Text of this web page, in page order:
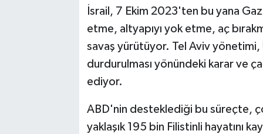
İsrail, 7 Ekim 2023'ten bu yana
etme, altyapıyı yok etme, aç
savaş yürütüyor. Tel Aviv yönetimi,
durdurulması yönündeki karar ve
ediyor.
ABD'nin desteklediği bu süreçte,
yaklaşık 195 bin Filistinli hayatını